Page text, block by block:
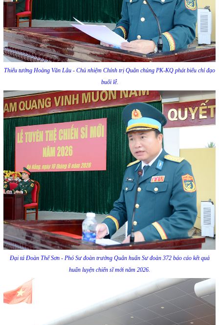
Thiếu tướng Hoàng Văn Lâu - Chủ nhiệm Chính trị Quân chủng PK-KQ phát biểu chỉ đạo
buổi lễ.
Đại tá Đoàn Thế Sơn - Phó Sư đoàn trưởng Quân huấn Sư đoàn 372 báo cáo kết quả
huấn luyện chiến sĩ mới năm 2026.